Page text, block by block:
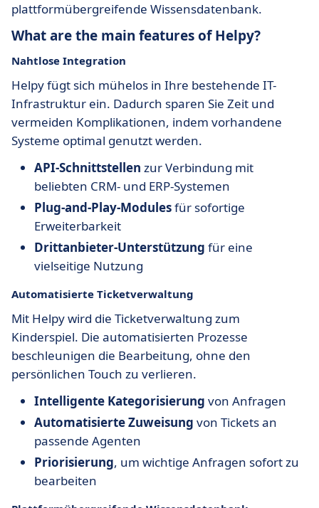
plattformübergreifende Wissensdatenbank.
What are the main features of Helpy?
Nahtlose Integration
Helpy fügt sich mühelos in Ihre bestehende IT-
Infrastruktur ein. Dadurch sparen Sie Zeit und
vermeiden Komplikationen, indem vorhandene
Systeme optimal genutzt werden.
API-Schnittstellen zur Verbindung mit
beliebten CRM- und ERP-Systemen
Plug-and-Play-Modulesfür sofortige
Erweiterbarkeit
Drittanbieter-Unterstützung für eine
vielseitige Nutzung
Automatisierte Ticketverwaltung
Mit Helpy wird die Ticketverwaltung zum
Kinderspiel. Die automatisierten Prozesse
beschleunigen die Bearbeitung, ohne den
persönlichen Touch zu verlieren.
Intelligente Kategorisierung von Anfragen
Automatisierte Zuweisung von Tickets an
passende Agenten
Priorisierung, um wichtige Anfragen sofort zu
bearbeiten